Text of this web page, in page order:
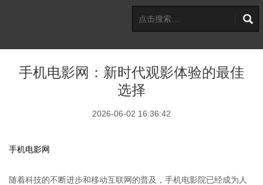
手机电影网：新时代观影体验的最佳
选择
2026-06-02 16:36:42
手机电影网
随着科技的不断进步和移动互联网的普及，手机电影院已经成为人